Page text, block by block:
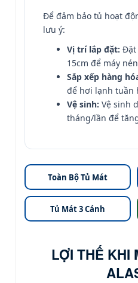
Để đảm bảo tủ hoạt
lưu ý:
Vị trí lắp đặt: Đặt
15cm để máy
Sắp xếp hàng
để hơi lạnh tuần
Vệ sinh: Vệ sinh
tháng/lần để
Toàn Bộ Tủ Mát
Tủ Mát 3 Cánh
LỢI THẾ KHI